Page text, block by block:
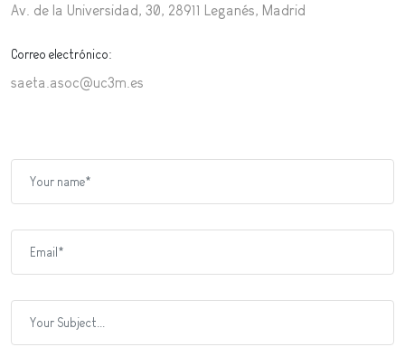
Av. de la Universidad, 30, 28911 Leganés, Madrid
Correo electrónico:
saeta.asoc@uc3m.es